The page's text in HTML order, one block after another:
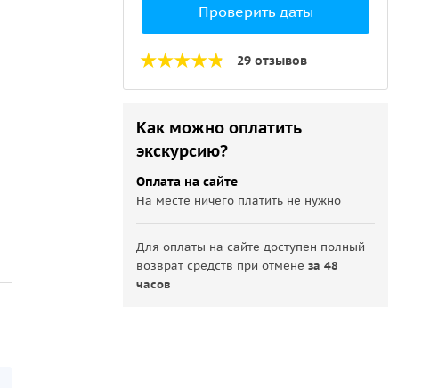
Проверить даты
29 отзывов
Как можно оплатить
экскурсию?
Оплата на сайте
На месте ничего платить не нужно
Для оплаты на сайте доступен полный
возврат средств при отменеза 48
часов